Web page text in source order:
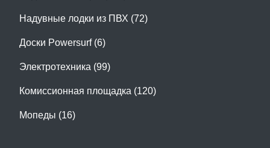
Надувные лодки из ПВХ (72)
Доски Powersurf (6)
Электротехника (99)
Комиссионная площадка (120)
Мопеды (16)